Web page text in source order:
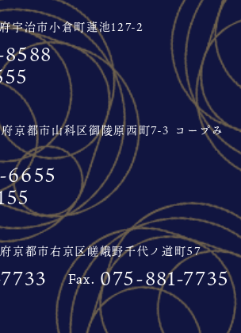
治市小倉町蓮池127-2
都市山科区御陵原西町7-3 コープみ
都市右京区嵯峨野千代ノ道町57
075-881-7735